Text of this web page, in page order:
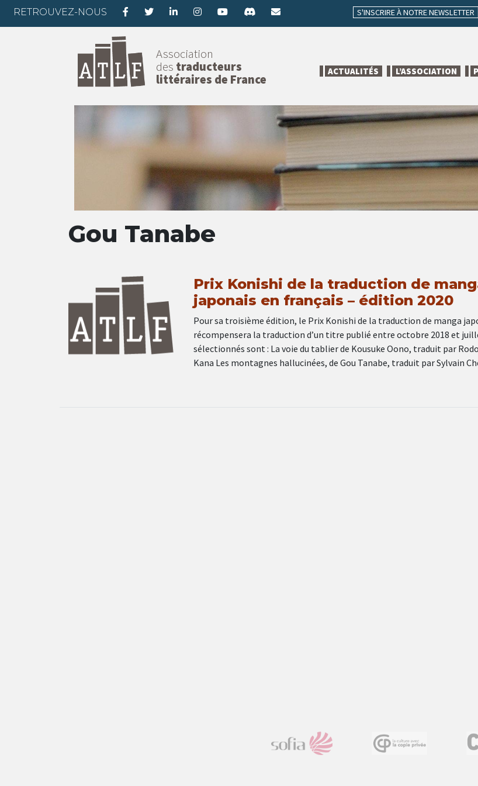
RETROUVEZ-NOUS S'INSCRIRE À NOTRE NEWSLETTER
Association
des traducteurs
littéraires de France
ACTUALITÉS L’ASSOCIATION
Gou Tanabe
Prix Konishi de la traduction de
japonais en français – édition 2020
Pour sa troisième édition, le Prix Konishi de la traduction de manga
récompensera la traduction d’un titre publié entre octobre 2018 et
sélectionnés sont : La voie du tablier de Kousuke Oono, traduit par
Kana Les montagnes hallucinées, de Gou Tanabe, traduit par Sylvain